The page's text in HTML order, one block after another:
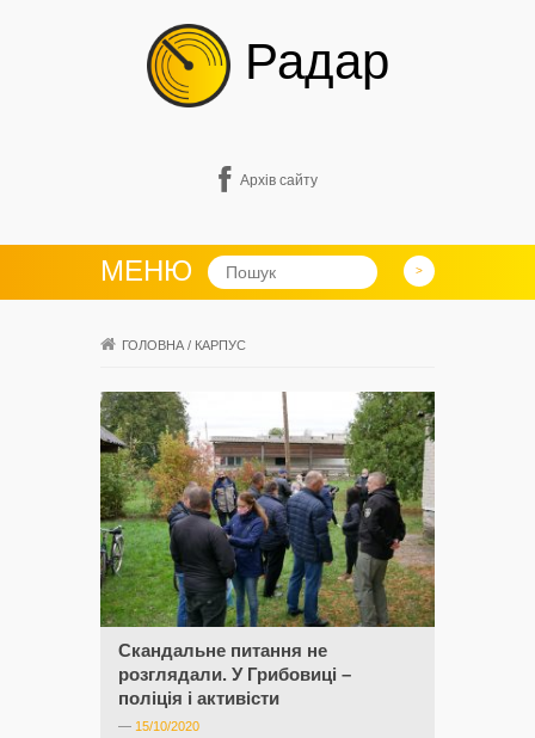
Радар
Архів сайту
МЕНЮ
ГОЛОВНА / КАРПУС
Скандальне питання не
розглядали. У Грибовиці –
поліція і активісти
— 15/10/2020